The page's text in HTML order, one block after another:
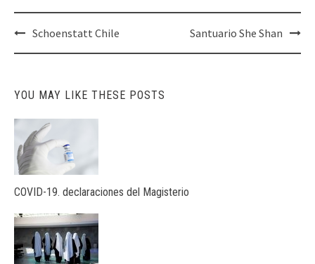
Post
navigation
Schoenstatt Chile Santuario She Shan
YOU MAY LIKE THESE POSTS
COVID-19. declaraciones del Magisterio